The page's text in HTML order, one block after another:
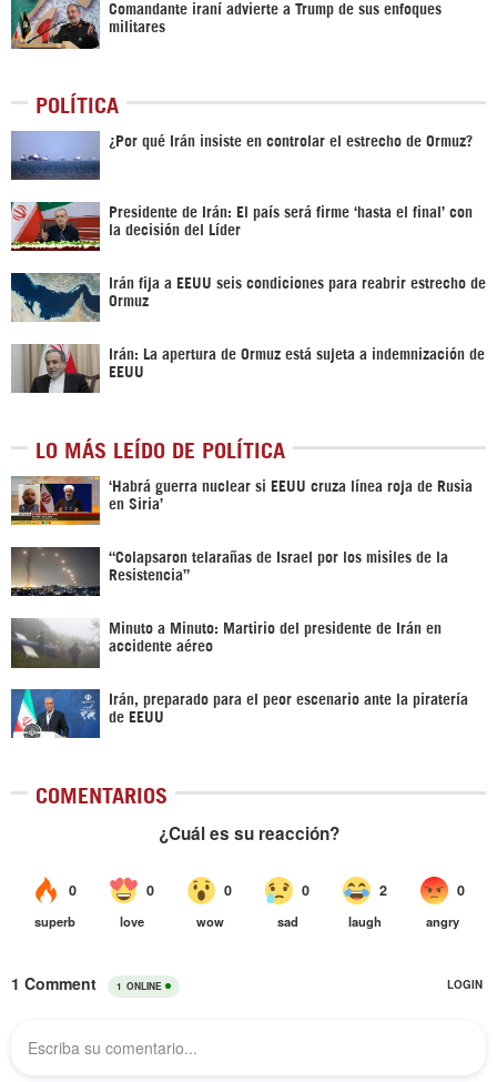
Comandante iraní advierte a Trump de sus enfoques
militares
POLÍTICA
¿Por qué Irán insiste en controlar el estrecho de Ormuz?
Presidente de Irán: El país será firme ‘hasta el final’ con
la decisión del Líder
Irán fija a EEUU seis condiciones para reabrir estrecho de
Ormuz
Irán: La apertura de Ormuz está sujeta a indemnización de
EEUU
LO MÁS LEÍDO DE POLÍTICA
‎‘Habrá guerra nuclear si EEUU cruza línea roja de Rusia
en Siria’‎
“Colapsaron telarañas de Israel por los misiles de la
Resistencia”
Minuto a Minuto: Martirio del presidente de Irán en
accidente aéreo
Irán, preparado para el peor escenario ante la piratería
de EEUU
COMENTARIOS